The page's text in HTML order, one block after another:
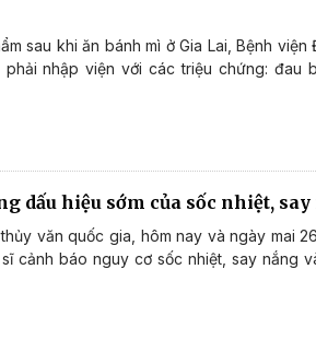
sau khi ăn bánh mì ở Gia Lai, Bệnh viện
nhập viện với các triệu chứng: đau
dấu hiệu sớm của sốc nhiệt,
văn quốc gia, hôm nay và ngày mai
cảnh báo nguy cơ sốc nhiệt, say nắng